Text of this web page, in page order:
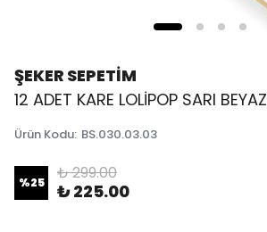
ŞEKER SEPETİM
12 ADET KARE LOLİPOP SARI BEYAZ
Ürün Kodu: BS.030.03.03
%25 ₺ 299.00
₺ 225.00